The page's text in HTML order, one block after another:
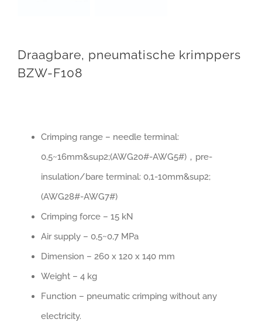
Draagbare, pneumatische krimppers
BZW-F108
Crimping range – needle terminal:
0,5~16mm&sup2;(AWG20#-AWG5#)，pre-
insulation/bare terminal: 0,1-10mm&sup2;
(AWG28#-AWG7#)
Crimping force – 15 kN
Air supply – 0,5~0,7 MPa
Dimension – 260 x 120 x 140 mm
Weight – 4 kg
Function – pneumatic crimping without any
electricity.